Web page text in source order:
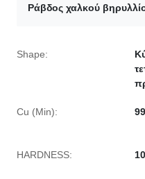
Ράβδος χαλκού
Shape:
Cu (Min):
HARDNESS: